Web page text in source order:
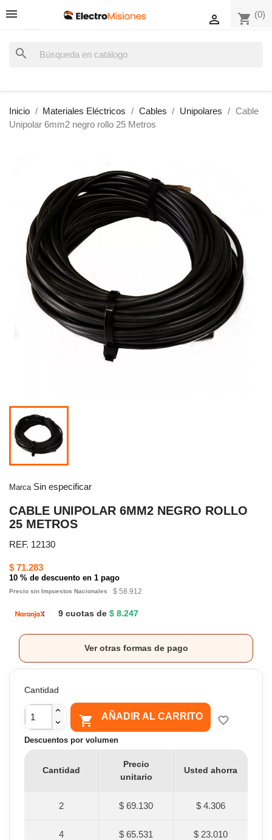
shopping_cart (0)

search
Inicio Materiales Eléctricos Cables Unipolares
Cable
Unipolar 6mm2 negro rollo 25 Metros
Marca Sin especificar
CABLE UNIPOLAR 6MM2 NEGRO ROLLO
25 METROS
REF. 12130
$ 71.283
10 % de descuento en 1 pago
Precio sin Impuestos Nacionales $ 58.912
9 cuotas de $ 8.247
Ver otras formas de pago
Cantidad
 AÑADIR AL CARRITO favorite_border
Descuentos por volumen
Cantidad
Precio
unitario
Usted ahorra
2 $ 69.130 $ 4.306
4 $ 65.531 $ 23.010